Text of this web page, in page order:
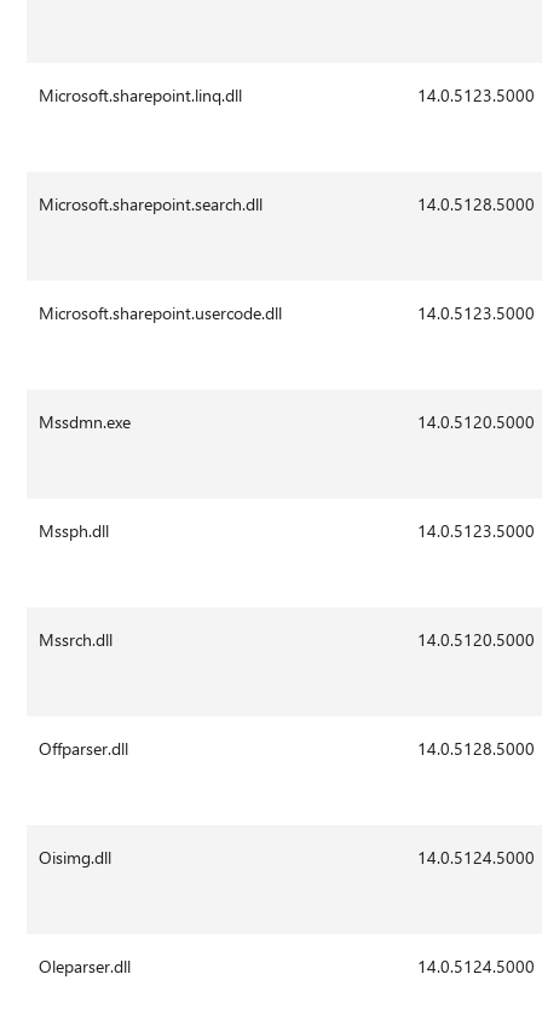
Microsoft.sharepoint.linq.dll 14.0.5123.5000
Microsoft.sharepoint.search.dll 14.0.5128.5000
Microsoft.sharepoint.usercode.dll 14.0.5123.5000
Mssdmn.exe 14.0.5120.5000
Mssph.dll 14.0.5123.5000
Mssrch.dll 14.0.5120.5000
Offparser.dll 14.0.5128.5000
Oisimg.dll 14.0.5124.5000
Oleparser.dll 14.0.5124.5000